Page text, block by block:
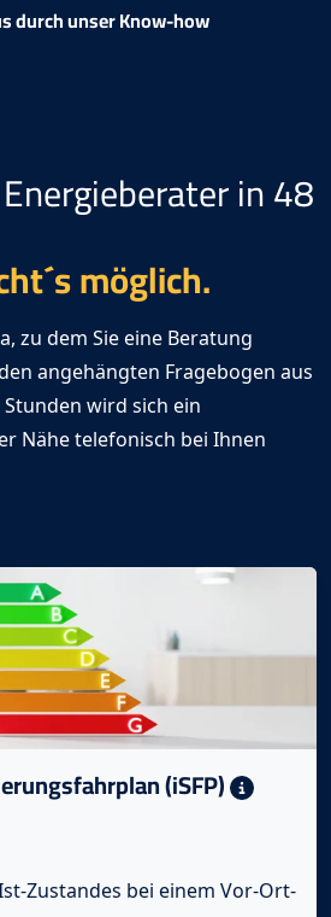
durch unser Know-how
in 48
möglich.
zu dem Sie eine Beratung
angehängten Fragebogen aus
wird sich ein
Nähe telefonisch bei Ihnen
(iSFP)
Zustandes bei einem Vor-Ort-